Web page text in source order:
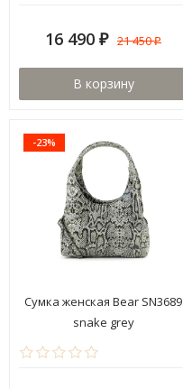
16 490 ₽ 21 450₽
В корзину
-23%
Сумка женская Bear SN3689
snake grey